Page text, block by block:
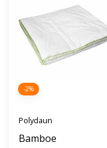
-2%
Polydaun
Bamboe